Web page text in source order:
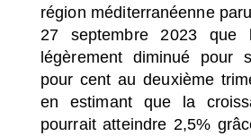
région méditerranéenne
27 septembre 2023 que
légèrement diminué pour
pour cent au deuxième
en estimant que la
pourrait atteindre 2,5%